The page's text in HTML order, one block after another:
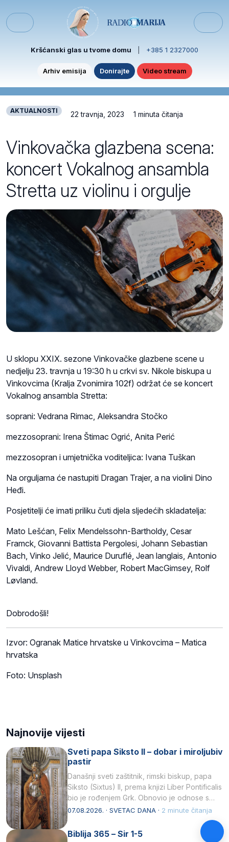
Menu
Kršćanski glas u tvome domu +385 1 2327000
Arhiv emisija Donirajte Video stream
AKTUALNOSTI 22 travnja, 2023 1 minuta čitanja
Vinkovačka glazbena scena:
koncert Vokalnog ansambla
Stretta uz violinu i orgulje
U sklopu XXIX. sezone Vinkovačke glazbene scene u
nedjelju 23. travnja u 19:30 h u crkvi sv. Nikole biskupa u
Vinkovcima (Kralja Zvonimira 102f) održat će se koncert
Vokalnog ansambla Stretta:
soprani: Vedrana Rimac, Aleksandra Stočko
mezzosoprani: Irena Štimac Ogrić, Anita Perić
mezzosopran i umjetnička voditeljica: Ivana Tuškan
Na orguljama će nastupiti Dragan Trajer, a na violini Dino
Heđi.
Posjetitelji će imati priliku čuti djela sljedećih skladatelja:
Mato Lešćan, Felix Mendelssohn-Bartholdy, Cesar
Framck, Giovanni Battista Pergolesi, Johann Sebastian
Bach, Vinko Jelić, Maurice Duruflé, Jean langlais, Antonio
Vivaldi, Andrew Lloyd Webber, Robert MacGimsey, Rolf
Løvland.
Dobrodošli!
Izvor: Ogranak Matice hrvatske u Vinkovcima – Matica
hrvatska
Foto: Unsplash
Najnovije vijesti
Sveti papa Siksto II – dobar i miroljubiv
pastir
Današnji sveti zaštitnik, rimski biskup, papa
Siksto (Sixtus) II, prema knjizi Liber Pontificalis
bio je rođenjem Grk. Obnovio je odnose s
afričkim…
07.08.2026. · SVETAC DANA · 2 minute čitanja
Biblija 365 – Sir 1-5